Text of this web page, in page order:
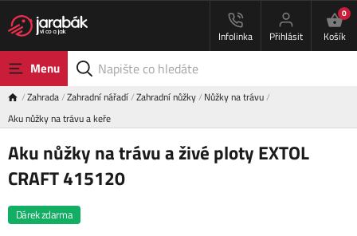
Infolinka Přihlásit
0
Košík
Menu
Zahrada Zahradní nářadí Zahradní nůžky Nůžky na trávu
Aku nůžky na trávu a keře
Aku nůžky na trávu a živé ploty EXTOL
CRAFT 415120
Dárek zdarma